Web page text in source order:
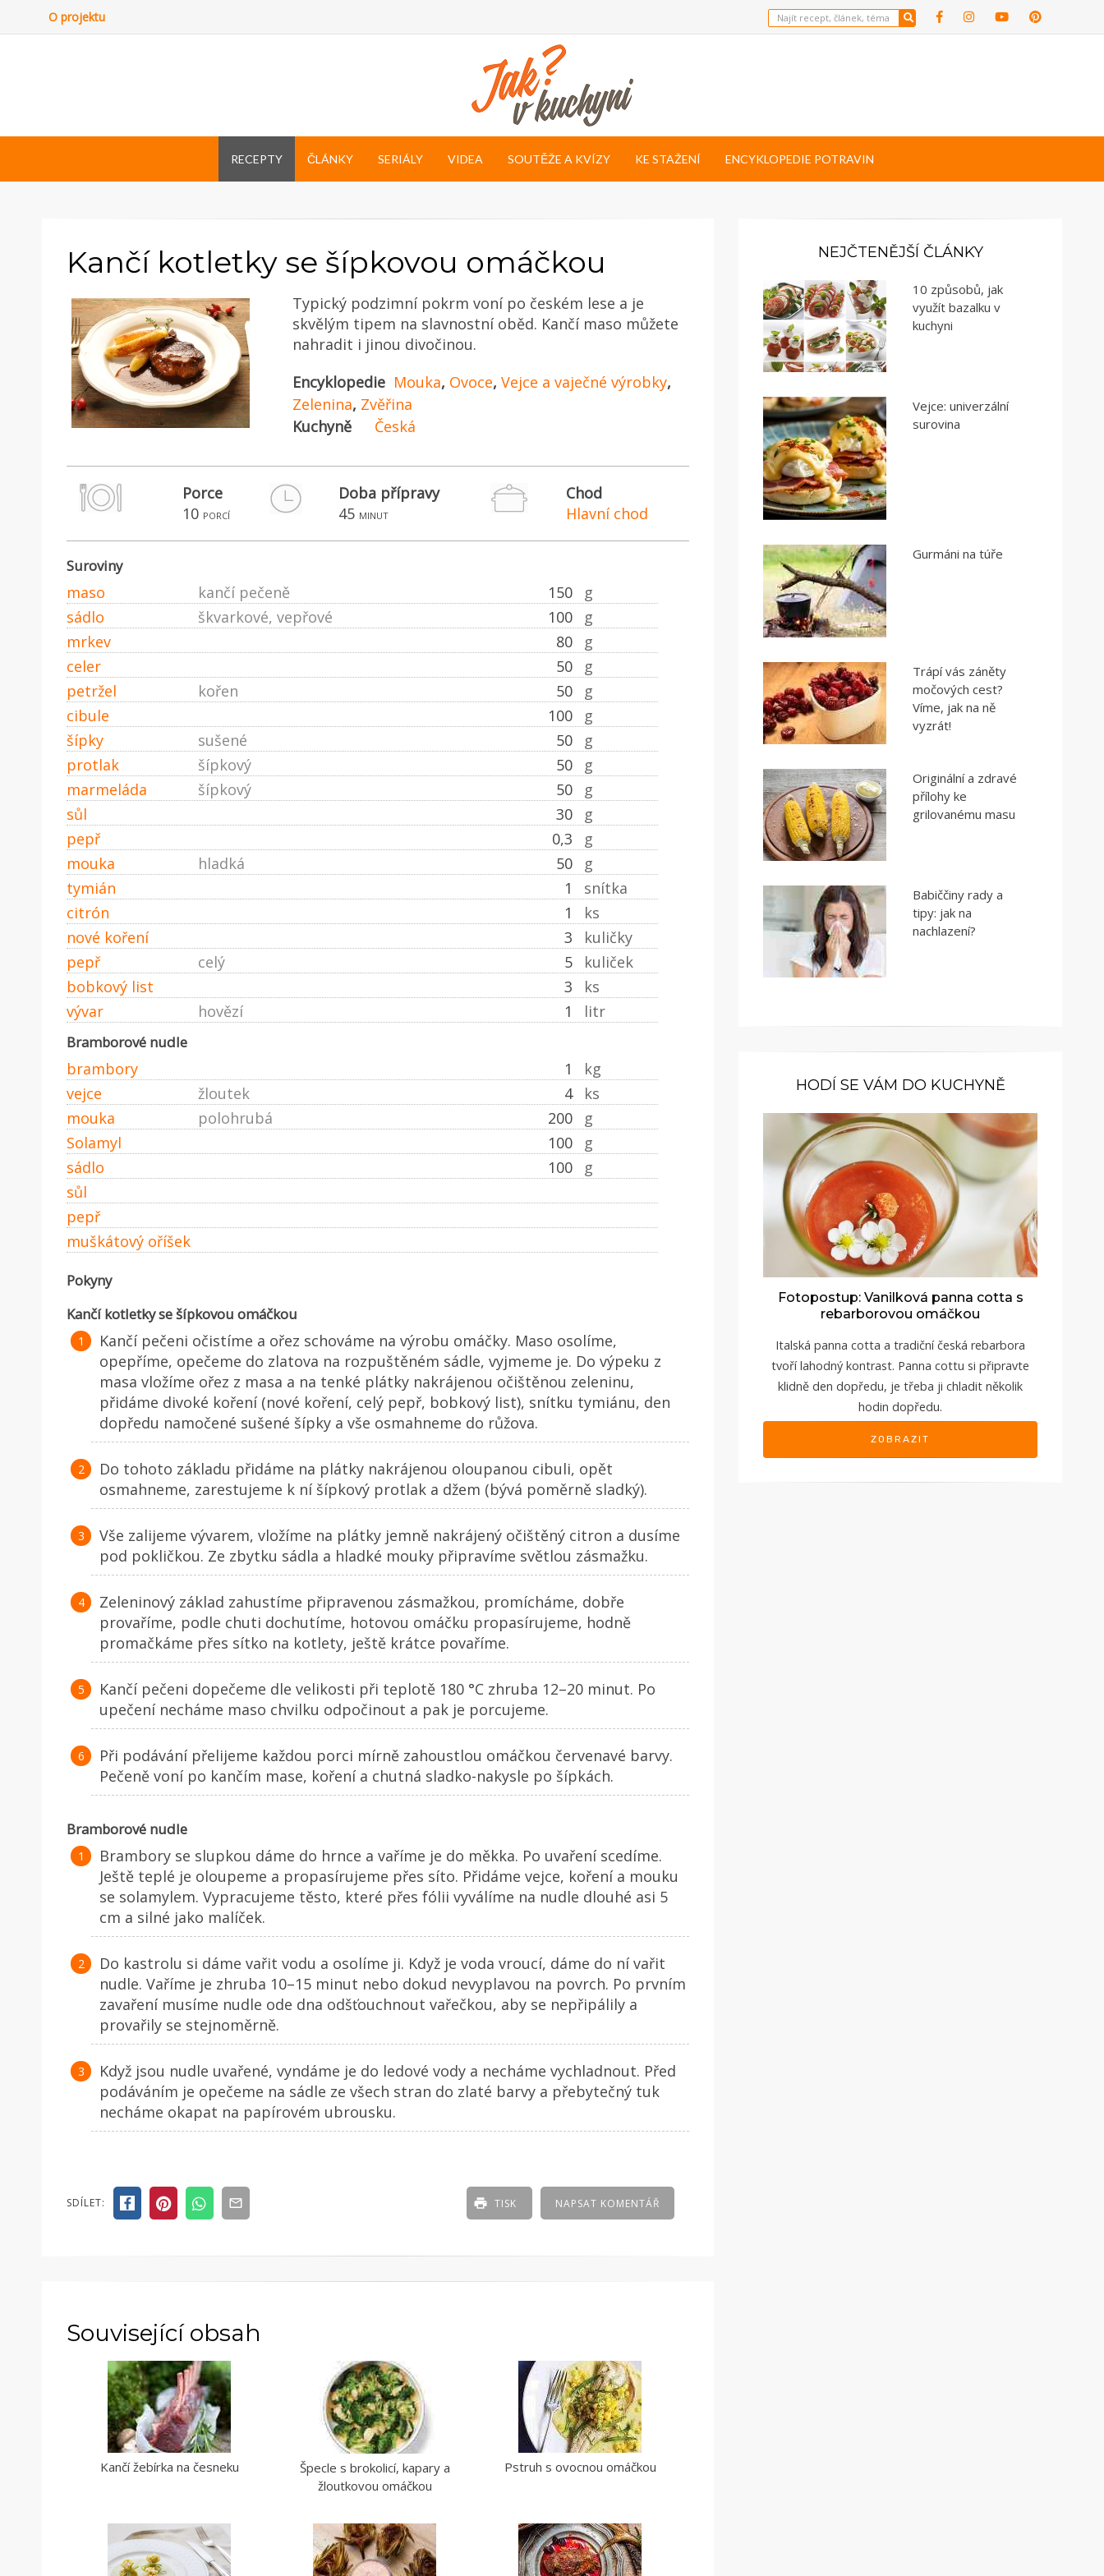
O projektu
RECEPTY ČLÁNKY SERIÁLY VIDEA SOUTĚŽE A KVÍZY KE STAŽENÍ ENCYKLOPEDIE POTRAVIN
Kančí kotletky se šípkovou omáčkou
Typický podzimní pokrm voní po českém lese a je
skvělým tipem na slavnostní oběd. Kančí maso můžete
nahradit i jinou divočinou.
Encyklopedie Mouka, Ovoce, Vejce a vaječné výrobky,
Zelenina, Zvěřina
Kuchyně
Česká
Porce
10 porcí
Doba přípravy
45 minut
Chod
Hlavní chod
Suroviny
maso 150 g
kančí pečeně
sádlo
100 g
škvarkové, vepřové
mrkev
80
g
celer
50
g
petržel
50 g
kořen
cibule
100
g
šípky
50 g
sušené
protlak
50 g
šípkový
marmeláda
50 g
šípkový
sůl
30
g
pepř
0,3
g
mouka
50 g
hladká
tymián
1
snítka
citrón
1
ks
nové koření
3
kuličky
pepř
5 kuliček
celý
bobkový list
3
ks
vývar
1 litr
hovězí
Bramborové nudle
brambory 1
kg
vejce
4 ks
žloutek
mouka
200 g
polohrubá
Solamyl
100
g
sádlo
100
g
sůl
pepř
muškátový oříšek
Pokyny
Kančí kotletky se šípkovou omáčkou
Kančí pečeni očistíme a ořez schováme na výrobu omáčky. Maso osolíme,
opepříme, opečeme do zlatova na rozpuštěném sádle, vyjmeme je. Do výpeku z
masa vložíme ořez z masa a na tenké plátky nakrájenou očištěnou zeleninu,
přidáme divoké koření (nové koření, celý pepř, bobkový list), snítku tymiánu, den
dopředu namočené sušené šípky a vše osmahneme do růžova.
Do tohoto základu přidáme na plátky nakrájenou oloupanou cibuli, opět
osmahneme, zarestujeme k ní šípkový protlak a džem (bývá poměrně sladký).
Vše zalijeme vývarem, vložíme na plátky jemně nakrájený očištěný citron a dusíme
pod pokličkou. Ze zbytku sádla a hladké mouky připravíme světlou zásmažku.
Zeleninový základ zahustíme připravenou zásmažkou, promícháme, dobře
provaříme, podle chuti dochutíme, hotovou omáčku propasírujeme, hodně
promačkáme přes sítko na kotlety, ještě krátce povaříme.
Kančí pečeni dopečeme dle velikosti při teplotě 180 °C zhruba 12–20 minut. Po
upečení necháme maso chvilku odpočinout a pak je porcujeme.
Při podávání přelijeme každou porci mírně zahoustlou omáčkou červenavé barvy.
Pečeně voní po kančím mase, koření a chutná sladko-nakysle po šípkách.
Bramborové nudle
Brambory se slupkou dáme do hrnce a vaříme je do měkka. Po uvaření scedíme.
Ještě teplé je oloupeme a propasírujeme přes síto. Přidáme vejce, koření a mouku
se solamylem. Vypracujeme těsto, které přes fólii vyválíme na nudle dlouhé asi 5
cm a silné jako malíček.
Do kastrolu si dáme vařit vodu a osolíme ji. Když je voda vroucí, dáme do ní vařit
nudle. Vaříme je zhruba 10–15 minut nebo dokud nevyplavou na povrch. Po prvním
zavaření musíme nudle ode dna odšťouchnout vařečkou, aby se nepřipálily a
provařily se stejnoměrně.
Když jsou nudle uvařené, vyndáme je do ledové vody a necháme vychladnout. Před
podáváním je opečeme na sádle ze všech stran do zlaté barvy a přebytečný tuk
necháme okapat na papírovém ubrousku.
SDÍLET: NAPSAT KOMENTÁŘ
TISK
Související obsah
Kančí žebírka na česneku
Špecle s brokolicí, kapary a
žloutkovou omáčkou
Pstruh s ovocnou omáčkou
NEJČTENĚJŠÍ ČLÁNKY
10 způsobů, jak
využít bazalku v
kuchyni
Vejce: univerzální
surovina
Gurmáni na túře
Trápí vás záněty
močových cest?
Víme, jak na ně
vyzrát!
Originální a zdravé
přílohy ke
grilovanému masu
Babiččiny rady a
tipy: jak na
nachlazení?
HODÍ SE VÁM DO KUCHYNĚ
Fotopostup: Vanilková panna cotta s
rebarborovou omáčkou
Italská panna cotta a tradiční česká rebarbora
tvoří lahodný kontrast. Panna cottu si připravte
klidně den dopředu, je třeba ji chladit několik
hodin dopředu.
ZOBRAZIT